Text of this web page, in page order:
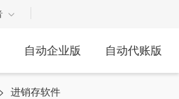
自动企业版 自动代账版
> 进销存软件